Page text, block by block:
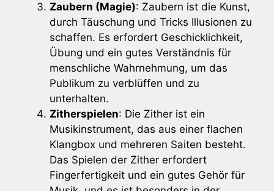
Zaubern (Magie): Zaubern ist die Kunst,
durch Täuschung und Tricks Illusionen zu
schaffen. Es erfordert Geschicklichkeit,
Übung und ein gutes Verständnis für
menschliche Wahrnehmung, um das
Publikum zu verblüffen und zu
unterhalten.
Zitherspielen: Die Zither ist ein
Musikinstrument, das aus einer flachen
Klangbox und mehreren Saiten besteht.
Das Spielen der Zither erfordert
Fingerfertigkeit und ein gutes Gehör für